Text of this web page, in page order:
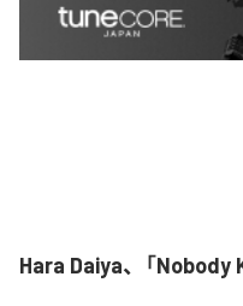
Hara Daiya、「Nobody